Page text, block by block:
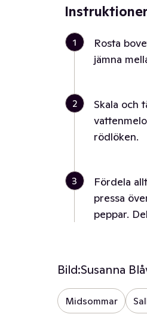
1
Rosta
jämna
2
Skala och
rödlöken.
3
Fördela
pressa
peppar.
Bild:Susanna
Midsommar